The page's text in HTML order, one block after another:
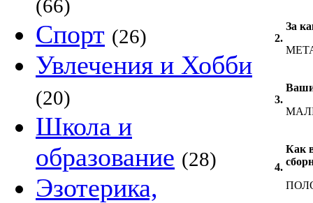
(66)
Спорт (26)
Увлечения и Хобби
(20)
Школа и
образование (28)
Эзотерика,
2.
За
3.
4.
Как